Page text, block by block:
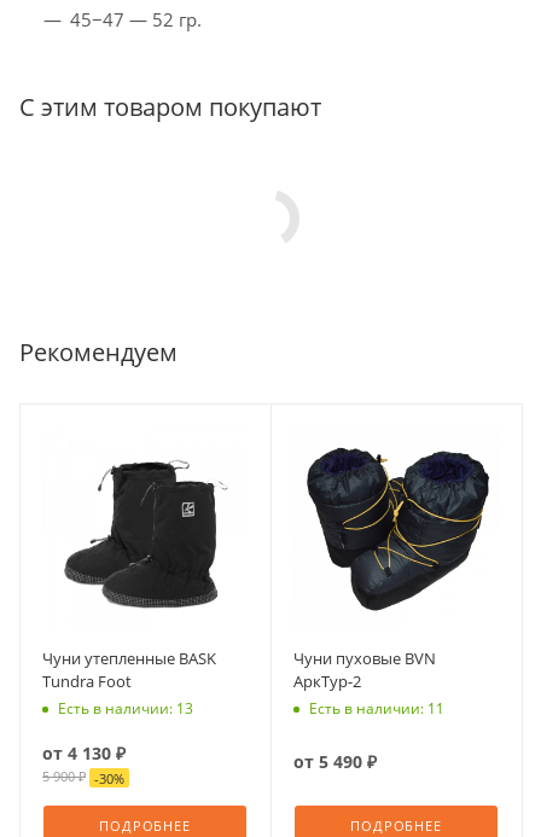
45−47 — 52 гр.
С этим товаром покупают
Рекомендуем
Чуни утепленные BASK
Tundra Foot
Есть в наличии: 13
от 4 130 ₽
5 900 ₽ -30%
ПОДРОБНЕЕ
Чуни пуховые BVN
АркТур-2
Есть в наличии: 11
от 5 490 ₽
ПОДРОБНЕЕ